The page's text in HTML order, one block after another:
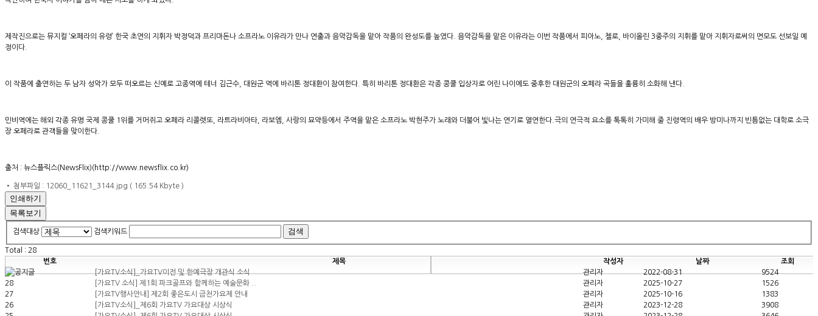
제작진으로는 뮤지컬 ‘오페라의 유령’ 한국 초연의 지휘자 박정덕과 프리마돈나 소프라노 이유라가 만나 연출과 음악감독을 맡아 작품의 완성도를 높였다. 음악감독을 맡은 이유라는 이번 작품에서 피아노, 첼로, 바이올린 3중주의 지휘를 맡아 지휘자로써의 면모도 선보일 예
정이다.
이 작품에 출연하는 두 남자 성악가 모두 떠오르는 신예로 고종역에 테너 김근수, 대원군 역에 바리톤 정대환이 참여한다. 특히 바리톤 정대환은 각종 콩쿨 입상자로 어린 나이에도 중후한 대원군의 오페라 곡들을 훌륭히 소화해 낸다.
​민비역에는 해외 각종 유명 국제 콩쿨 1위를 거머쥐고 오페라 리콜렛또, 라트라비아타, 라보엠, 사랑의 묘약등에서 주역을 맡은 소프라노 박현주가 노래와 더불어 빛나는 연기로 열연한다.​극의 연극적 요소를 톡톡히 가미해 줄 진령역의 배우 방미나까지 빈틈없는 대학로 소극
장 오페라로 관객들을 맞이한다.
출처 : 뉴스플릭스(NewsFlix)(http://www.newsflix.co.kr)
• 첨부파일 : 12060_11621_3144.jpg ( 165.54 Kbyte )
인쇄하기
목록보기
검색대상 검색키워드 검색
Total : 28
번호
제목 작성자 날짜
조회
[가요TV소식]_가요TV이전 및 한예극장 개관식 소식
관리자 2022-08-31
9524
28
[가요TV 소식] 제1회 파크골프와 함께하는 예술문화 .. 관리자 2025-10-27
1526
27
[가요TV행사안내] 제2회 좋은도시 금천가요제 안내 관리자 2025-10-16
1383
26
[가요TV소식]_제6회 가요TV 가요대상 시상식 관리자 2023-12-28
3908